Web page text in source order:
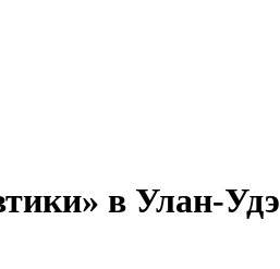
в Улан‑Удэ